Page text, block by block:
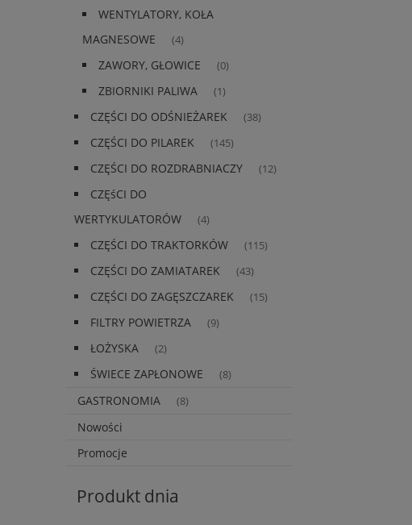
WENTYLATORY, KOŁA
MAGNESOWE
(4)
ZAWORY, GŁOWICE (0)
ZBIORNIKI PALIWA (1)
CZĘŚCI DO ODŚNIEŻAREK (38)
CZĘŚCI DO PILAREK (145)
CZĘŚCI DO ROZDRABNIACZY (12)
CZĘśCI DO
WERTYKULATORÓW
(4)
CZĘŚCI DO TRAKTORKÓW (115)
CZĘŚCI DO ZAMIATAREK (43)
CZĘŚCI DO ZAGĘSZCZAREK (15)
FILTRY POWIETRZA (9)
ŁOŻYSKA (2)
ŚWIECE ZAPŁONOWE (8)
GASTRONOMIA (8)
Nowości
Promocje
Produkt dnia